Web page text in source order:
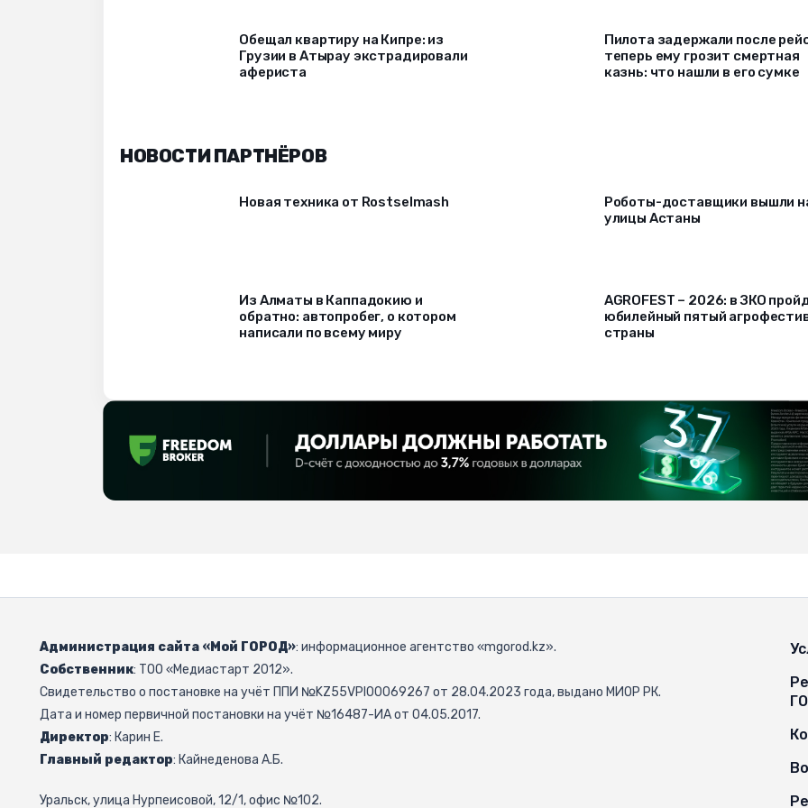
Обещал квартиру на Кипре: из
Грузии в Атырау экстрадировали
афериста
Пилота задержали после
теперь ему грозит смертная
казнь: что нашли в его сумке
НОВОСТИ ПАРТНЁРОВ
Новая техника от Rostselmash
Роботы-доставщики вышли
улицы Астаны
Из Алматы в Каппадокию и
обратно: автопробег, о котором
написали по всему миру
AGROFEST – 2026: в ЗКО
юбилейный пятый
страны
Администрация сайта «Мой ГОРОД»: информационное агентство «mgorod.kz».
Собственник: ТОО «Медиастарт 2012».
Свидетельство о постановке на учёт ППИ №KZ55VPI00069267 от 28.04.2023 года, выдано МИОР РК.
Дата и номер первичной постановки на учёт №16487-ИА от 04.05.2017.
Директор: Карин Е.
Главный редактор: Кайнеденова А.Б.
Уральск, улица Нурпеисовой, 12/1, офис №102.